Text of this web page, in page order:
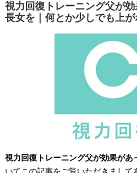
視力回復トレーニング父が
長女を｜何とか少しでも上
視力回復トレーニング父が効果があ
いてこの記事をご覧いただきまして